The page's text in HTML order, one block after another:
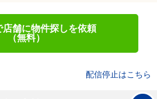
店舗に物件探しを依頼
（無料）
配信停止はこちら